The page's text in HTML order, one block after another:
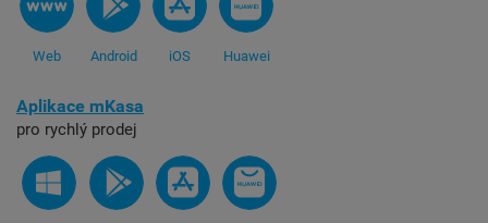
Web Android iOS Huawei
Aplikace mKasa
pro rychlý prodej